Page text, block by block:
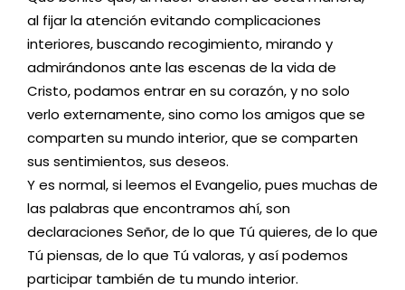
al fijar la atención evitando complicaciones
interiores, buscando recogimiento, mirando y
admirándonos ante las escenas de la vida de
Cristo, podamos entrar en su corazón, y no solo
verlo externamente, sino como los amigos que se
comparten su mundo interior, que se comparten
sus sentimientos, sus deseos.
Y es normal, si leemos el Evangelio, pues muchas de
las palabras que encontramos ahí, son
declaraciones Señor, de lo que Tú quieres, de lo que
Tú piensas, de lo que Tú valoras, y así podemos
participar también de tu mundo interior.